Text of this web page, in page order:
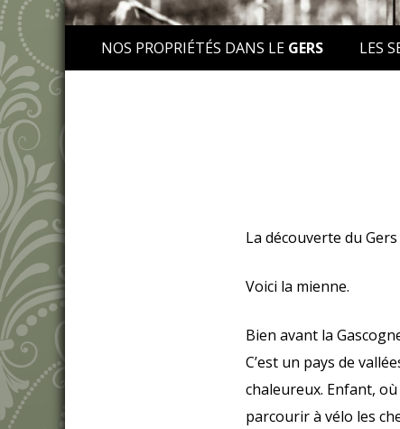
NOS PROPRIÉTÉS DANS LE GERS LES
La découverte du
Voici la mienne.
Bien avant la
C’est un pays de
chaleureux. Enfant,
parcourir à vélo les